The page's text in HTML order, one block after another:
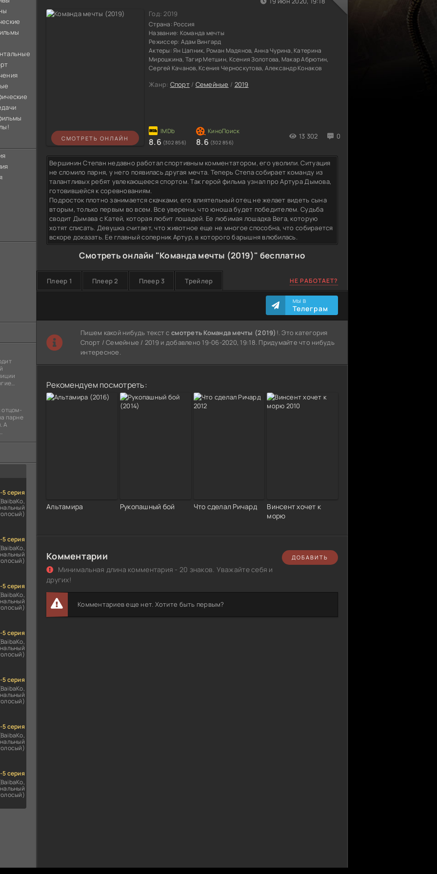
отцом-
парне
А
5 серия
5 серия
5 серия
5 серия
5 серия
5 серия
5 серия
СМОТРЕТЬ ОНЛАЙН
Год:2019
Страна: Россия
Название: Команда мечты
Режиссер: Адам Вингард
Актеры:Ян Цапник, Роман Мадянов, Анна Чурина, Катерина
Мирошкина, Тагир Метшин, Ксения Золотова, Макар Абрютин,
Сергей Качанов, Ксения Черноскутова, Александр Конаков
Жанр: Спорт/ Семейные / 2019
8.6 (302 856) 8.6 (302 856)
13 302 0
Вершинин Степан недавно работал спортивным комментатором, его уволили. Ситуация
не сломило парня, у него появилась другая мечта. Теперь Степа собирает команду из
талантливых ребят увлекающееся спортом. Так герой фильма узнал про Артура Дымова,
готовившейся к соревнованиям.
Подросток плотно занимается скачками, его влиятельный отец не желает видеть сына
вторым, только первым во всем. Все уверены, что юноша будет победителем. Судьба
сводит Дымава с Катей, которая любит лошадей. Ее любимая лошадка Вега, которую
хотят списать. Девушка считает, что животное еще не многое способна, что собирается
вскоре доказать. Ее главный соперник Артур, в которого барышня влюбилась.
Смотреть онлайн "Команда мечты (2019)" бесплатно
Плеер 1 Плеер 2 Плеер 3 Трейлер НЕ РАБОТАЕТ?
МЫ В
Телеграм
Пишем какой нибудь текст ссмотреть Команда мечты (2019) !. Это категория
Спорт / Семейные / 2019 и добавлено 19-06-2020, 19:18. Придумайте что нибудь
интересное.
Рекомендуем посмотреть:
Альтамира Рукопашный бой Что сделал Ричард
Винсент хочет к
морю
Комментарии
Минимальная длина комментария - 20 знаков. Уважайте себя и
других!
ДОБАВИТЬ
Комментариев еще нет. Хотите быть первым?